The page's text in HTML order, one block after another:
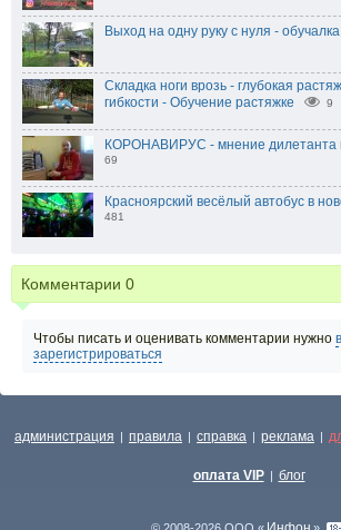
Выход на одну руку с нуля -
Складка ноги врозь - глубокая
гибкости - Обучение растяжке
9
КОРОНАВИРУС - мнение дилетанта
69
Красноярский весёлый автобус в
481
Комментарии 0
Чтобы писать и оценивать комментарии нужно
зарегистрироваться
администрация | правила | справка | реклама |
оплата VIP | блог